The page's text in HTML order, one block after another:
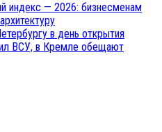
индекс — 2026: бизнесменам
в день открытия
ВСУ, в Кремле обещают